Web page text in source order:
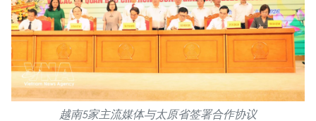
越南5家主流媒体与太原省签署合作协议